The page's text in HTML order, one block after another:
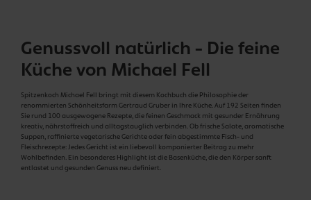
Genussvoll natürlich - Die feine
Küche von Michael Fell
Spitzenkoch Michael Fell bringt mit diesem Kochbuch die Philosophie der
renommierten Schönheitsfarm Gertraud Gruber in Ihre Küche. Auf 192 Seiten finden
Sie rund 100 ausgewogene Rezepte, die feinen Geschmack mit gesunder Ernährung
kreativ, nährstoffreich und alltagstauglich verbinden. Ob frische Salate, aromatische
Suppen, raffinierte vegetarische Gerichte oder fein abgestimmte Fisch- und
Fleischrezepte: Jedes Gericht ist ein liebevoll komponierter Beitrag zu mehr
Wohlbefinden. Ein besonderes Highlight ist die Basenküche, die den Körper sanft
entlastet und gesunden Genuss neu definiert.